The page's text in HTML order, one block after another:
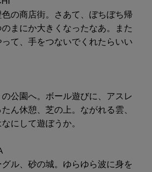
の商店街。さあて、ぼちぼち帰
まにか大きくなったなあ。また
て、手をつないでくれたらいい
公園へ。ボール遊びに、アスレ
ん休憩、芝の上。ながれる雲、
にして遊ぼうか。
ル、砂の城。ゆらゆら波に身を